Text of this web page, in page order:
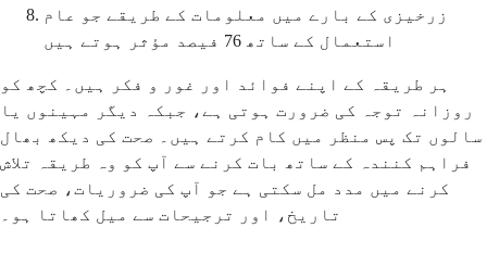
زرخیزی کے بارے میں معلومات کے طریقے جو عام
استعمال کے ساتھ 76 فیصد مؤثر ہوتے ہیں
ہر طریقہ کے اپنے فوائد اور غور و فکر ہیں۔ کچھ کو
روزانہ توجہ کی ضرورت ہوتی ہے، جبکہ دیگر مہینوں یا
سالوں تک پس منظر میں کام کرتے ہیں۔ صحت کی دیکھ بھال
فراہم کنندہ کے ساتھ بات کرنے سے آپ کو وہ طریقہ تلاش
کرنے میں مدد مل سکتی ہے جو آپ کی ضروریات، صحت کی
تاریخ، اور ترجیحات سے میل کھاتا ہو۔